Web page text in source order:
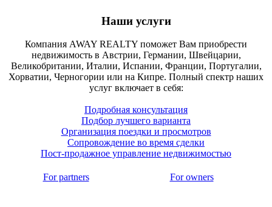
Наши услуги
Компания AWAY REALTY поможет Вам приобрести
недвижимость в Австрии, Германии, Швейцарии,
Великобритании, Италии, Испании, Франции, Португалии,
Хорватии, Черногории или на Кипре. Полный спектр наших
услуг включает в себя:
Подробная консультация
Подбор лучшего варианта
Организация поездки и просмотров
Сопровождение во время сделки
Пост-продажное управление недвижимостью
For partners For owners